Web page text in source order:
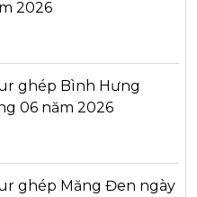
2026
ghép Bình Hưng
06 năm 2026
ghép Măng Đen ngày